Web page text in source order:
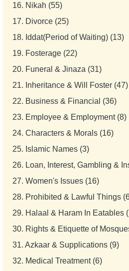
16. Nikah (55)
17. Divorce (25)
18. Iddat(Period of Waiting) (13)
19. Fosterage (22)
20. Funeral & Jinaza (31)
21. Inheritance & Will Foster (47)
22. Business & Financial (36)
23. Employee & Employment (8)
24. Characters & Morals (16)
25. Islamic Names (3)
26. Loan, Interest, Gambling &
27. Women's Issues (16)
28. Prohibited & Lawful Things
29. Halaal & Haram In Eatables
30. Rights & Etiquette of
31. Azkaar & Supplications (9)
32. Medical Treatment (6)